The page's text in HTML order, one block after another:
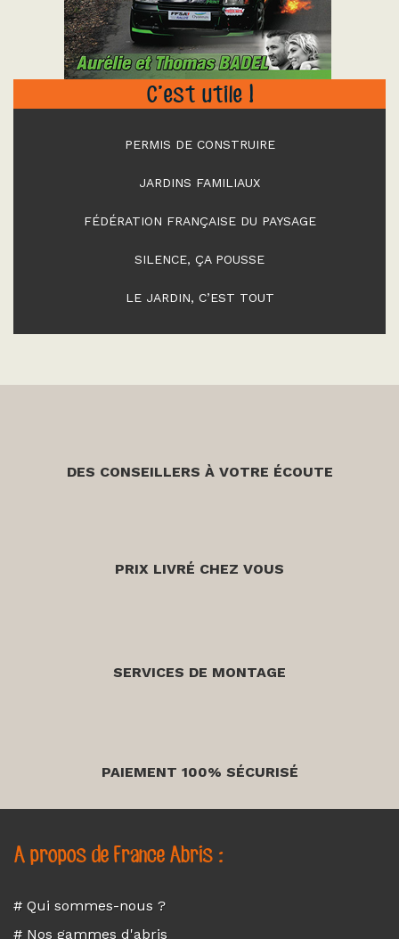
C’est utile !
PERMIS DE CONSTRUIRE
JARDINS FAMILIAUX
FÉDÉRATION FRANÇAISE DU PAYSAGE
SILENCE, ÇA POUSSE
LE JARDIN, C’EST TOUT
DES CONSEILLERS À VOTRE ÉCOUTE
PRIX LIVRÉ CHEZ VOUS
SERVICES DE MONTAGE
PAIEMENT 100% SÉCURISÉ
A propos de France Abris :
# Qui sommes-nous ?
# Nos gammes d'abris